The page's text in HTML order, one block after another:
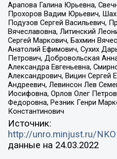
Арапова Галина Юрьевна,
Прохоров Вадим Юрьевич,
Подузов Сергей Васильевич,
Вячеславовна, Литинский
Сергей Маркович, Бахмин
Анатолий Ефимович, Сухих
Петрович, Добровольская
Александра Евгеньевна,
Александрович, Вицин Сергей
Андреевич, Левинсон Лев
Иосифовна, Орлов Олег
Федоровна, Резник Генри
Константинович
Источник:
http://unro.minjust.ru/
данные на 24.03.2022